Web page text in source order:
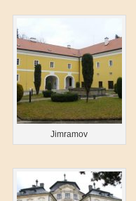
Jimramov